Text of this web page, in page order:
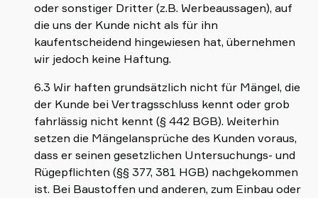
oder sonstiger Dritter (z.B. Werbeaussagen), auf
die uns der Kunde nicht als für ihn
kaufentscheidend hingewiesen hat, übernehmen
wir jedoch keine Haftung.
6.3 Wir haften grundsätzlich nicht für Mängel, die
der Kunde bei Vertragsschluss kennt oder grob
fahrlässig nicht kennt (§ 442 BGB). Weiterhin
setzen die Mängelansprüche des Kunden voraus,
dass er seinen gesetzlichen Untersuchungs- und
Rügepflichten (§§ 377, 381 HGB) nachgekommen
ist. Bei Baustoffen und anderen, zum Einbau oder